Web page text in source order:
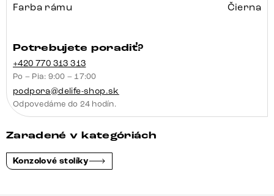
Farba rámu Čierna
Potrebujete poradiť?
+420 770 313 313
Po – Pia: 9:00 – 17:00
podpora@delife-shop.sk
Odpovedáme do 24 hodín.
Zaradené v kategóriách
Konzolové stolíky